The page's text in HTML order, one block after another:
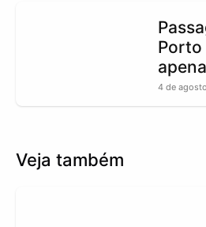
Porto
4 de
Veja também